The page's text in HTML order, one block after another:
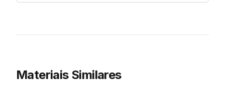
Materiais Similares